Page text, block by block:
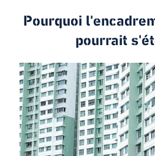
Pourquoi
pourrait